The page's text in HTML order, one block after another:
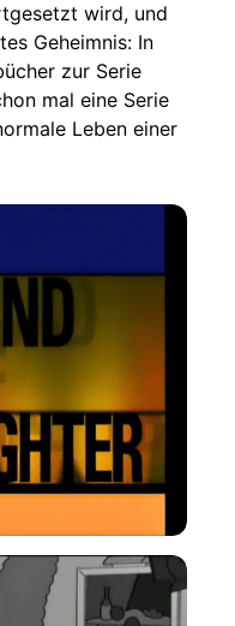
wird, und
Geheimnis: In
zur Serie
mal eine Serie
Leben einer